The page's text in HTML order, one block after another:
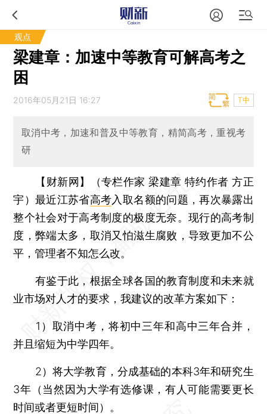
观点
梁建章：加速中等教育可解高考之
困
2016年05月21日 16:27 T中
取消中考，加速和普及中等教育，精简高考，重视考
研
【财新网】（专栏作家 梁建章 特约作者 方正
宇）最近江苏省高考入取名额的问题，再次暴露出
整个社会对于高考制度的极度无奈。现行的高考制
度，弊端太多，取消又怕滋生腐败，导致更加不公
平，管理者不知怎么改。
有鉴于此，根据全球各国的教育制度和未来就
业市场对人才的要求，我建议的改革方案如下：
1）取消中考，将初中三年和高中三年合并，
并且缩短为中学四年。
2）将大学教育，分成基础的本科3年和研究生
3年（当然因为大学有选修课，有人可能需要更长
时间或者更短时间）。